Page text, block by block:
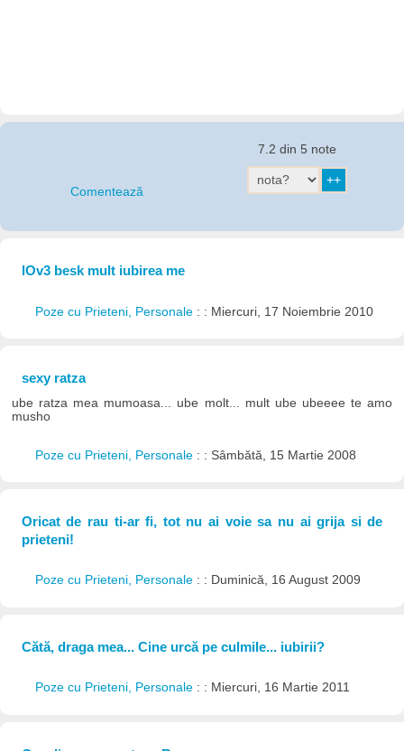
Comentează
7.2 din 5 note
lOv3 besk mult iubirea me
Poze cu Prieteni, Personale : : Miercuri, 17 Noiembrie 2010
sexy ratza
ube ratza mea mumoasa... ube molt... mult ube ubeeee te amo
musho
Poze cu Prieteni, Personale : : Sâmbătă, 15 Martie 2008
Oricat de rau ti-ar fi, tot nu ai voie sa nu ai grija si de
prieteni!
Poze cu Prieteni, Personale : : Duminică, 16 August 2009
Cătă, draga mea... Cine urcă pe culmile... iubirii?
Poze cu Prieteni, Personale : : Miercuri, 16 Martie 2011